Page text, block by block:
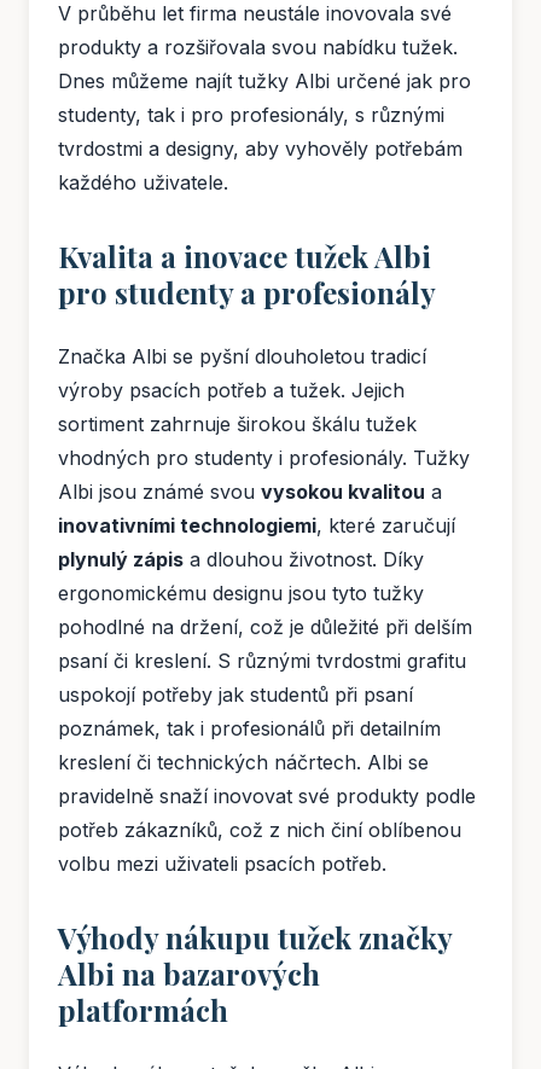
V průběhu let firma neustále inovovala své
produkty a rozšiřovala svou nabídku tužek.
Dnes můžeme najít tužky Albi určené jak pro
studenty, tak i pro profesionály, s různými
tvrdostmi a designy, aby vyhověly potřebám
každého uživatele.
Kvalita a inovace tužek Albi
pro studenty a profesionály
Značka Albi se pyšní dlouholetou tradicí
výroby psacích potřeb a tužek. Jejich
sortiment zahrnuje širokou škálu tužek
vhodných pro studenty i profesionály. Tužky
Albi jsou známé svou vysokou kvalitou a
inovativními technologiemi, které zaručují
plynulý zápis a dlouhou životnost. Díky
ergonomickému designu jsou tyto tužky
pohodlné na držení, což je důležité při delším
psaní či kreslení. S různými tvrdostmi grafitu
uspokojí potřeby jak studentů při psaní
poznámek, tak i profesionálů při detailním
kreslení či technických náčrtech. Albi se
pravidelně snaží inovovat své produkty podle
potřeb zákazníků, což z nich činí oblíbenou
volbu mezi uživateli psacích potřeb.
Výhody nákupu tužek značky
Albi na bazarových
platformách